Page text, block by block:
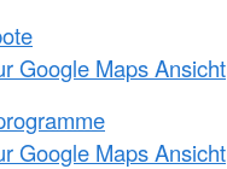
Google Maps Ansicht
Google Maps Ansicht